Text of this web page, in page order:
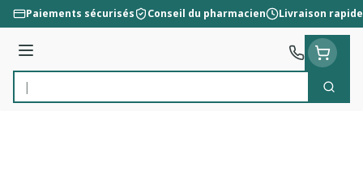
Aller au contenu
Paiements sécurisés Conseil du pharmacien Livraison rapide
Menu
Rechercher